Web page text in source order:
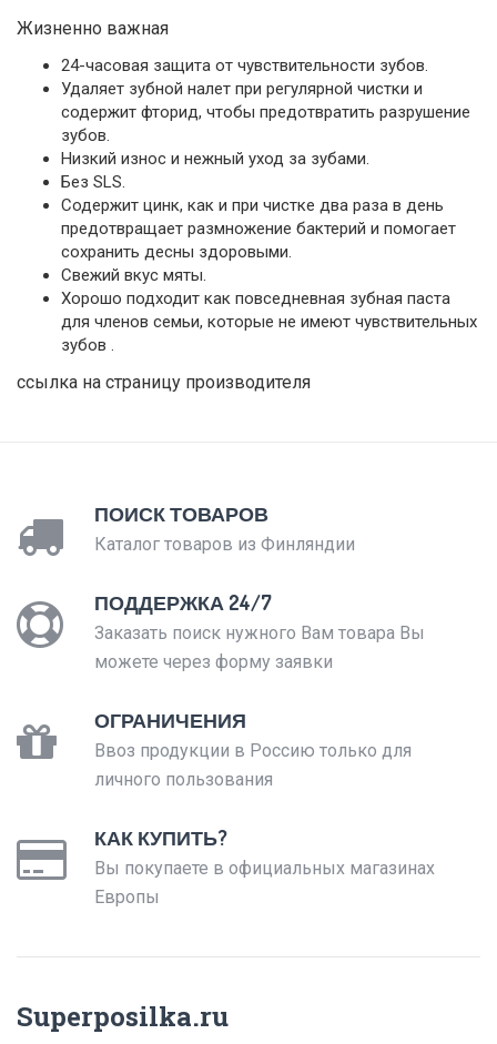
Жизненно важная
24-часовая защита от чувствительности зубов.
Удаляет зубной налет при регулярной чистки и
содержит фторид, чтобы предотвратить разрушение
зубов.
Низкий износ и нежный уход за зубами.
Без SLS.
Содержит цинк, как и при чистке два раза в день
предотвращает размножение бактерий и помогает
сохранить десны здоровыми.
Свежий вкус мяты.
Хорошо подходит как повседневная зубная паста
для членов семьи, которые не имеют чувствительных
зубов .
ссылка на страницу производителя
ПОИСК ТОВАРОВ
Каталог товаров из Финляндии
ПОДДЕРЖКА 24/7
Заказать поиск нужного Вам товара Вы
можете через форму заявки
ОГРАНИЧЕНИЯ
Ввоз продукции в Россию только для
личного пользования
КАК КУПИТЬ?
Вы покупаете в официальных магазинах
Европы
Superposilka.ru